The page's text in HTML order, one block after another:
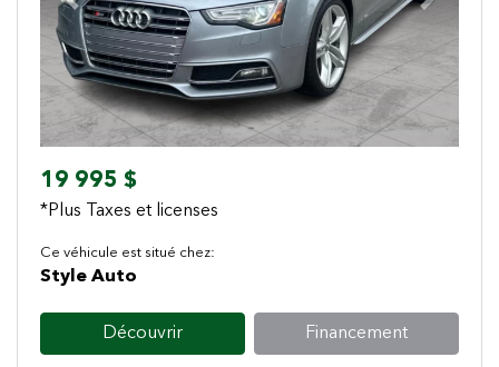
Previous Next
19 995 $
*Plus Taxes et licenses
Ce véhicule est situé chez:
Style Auto
Découvrir Financement